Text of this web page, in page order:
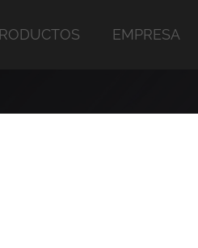
EMPRESA